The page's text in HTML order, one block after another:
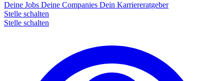
Deine Jobs Deine Companies Dein Karriereratgeber
Stelle schalten
Stelle schalten